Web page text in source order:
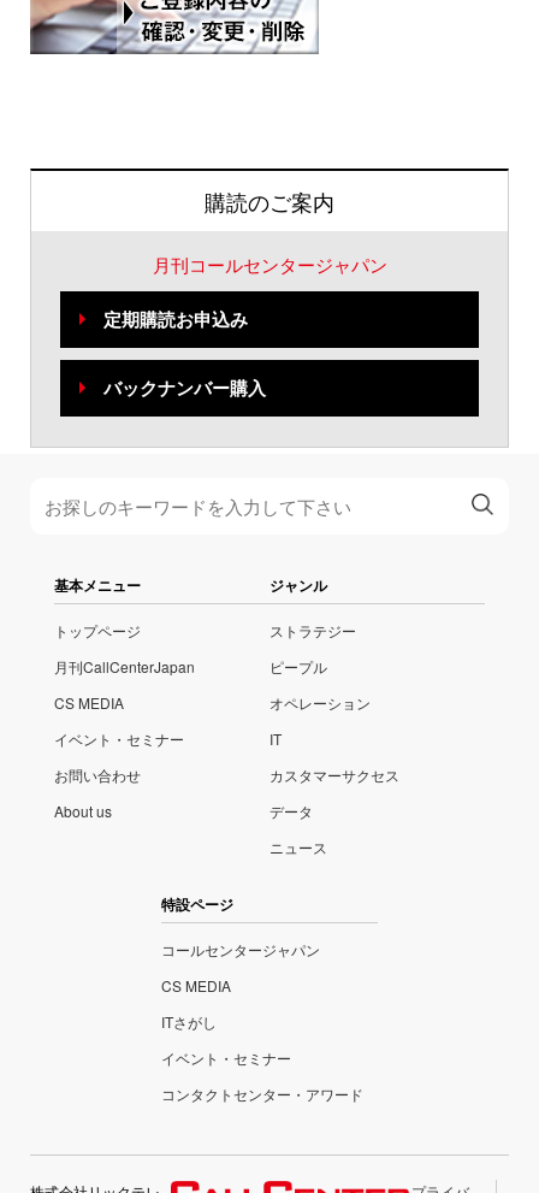
購読のご案内
月刊コールセンタージャパン
定期購読お申込み
バックナンバー購入
基本メニュー
トップページ
月刊CallCenterJapan
CS MEDIA
イベント・セミナー
お問い合わせ
About us
ジャンル
ストラテジー
ピープル
オペレーション
IT
カスタマーサクセス
データ
ニュース
特設ページ
コールセンタージャパン
CS MEDIA
ITさがし
イベント・セミナー
コンタクトセンター・アワード